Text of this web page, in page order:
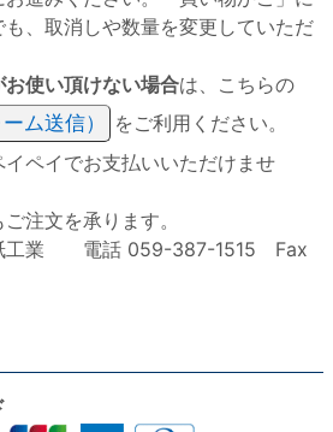
、取消しや数量を変更していただ
お使い頂けない場合は、こちらの
ム送信）
をご利用ください。
イペイでお支払いいただけませ
注文を承ります。
工業 電話 059-387-1515 Fax